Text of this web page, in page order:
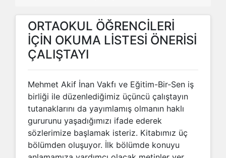
ORTAOKUL ÖĞRENCİLERİ
İÇİN OKUMA LİSTESİ ÖNERİSİ
ÇALIŞTAYI
Mehmet Akif İnan Vakfı ve Eğitim-Bir-Sen iş
birliği ile düzenlediğimiz üçüncü çalıştayın
tutanaklarını da yayımlamış olmanın haklı
gururunu yaşadığımızı ifade ederek
sözlerimize başlamak isteriz. Kitabımız üç
bölümden oluşuyor. İlk bölümde konuyu